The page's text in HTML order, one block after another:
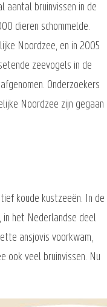
aantal bruinvissen in de
dieren schommelde.
Noordzee, en in 2005
zeevogels in de
Onderzoekers
Noordzee zijn gegaan
koude kustzeeën. In de
in het Nederlandse deel
ansjovis voorkwam,
ook veel bruinvissen. Nu